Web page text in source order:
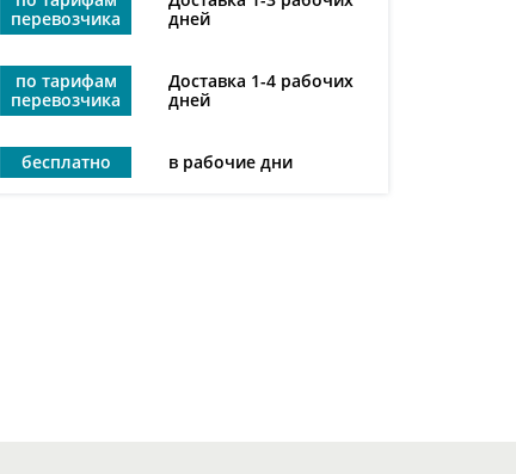
перевозчика
дней
по тарифам
перевозчика
Доставка 1-4 рабочих
дней
бесплатно в рабочие дни